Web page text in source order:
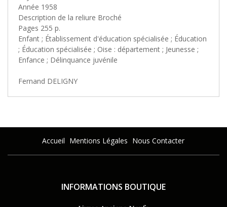
Année 1958
Description de la reliure Broché
Pages 255 p.
Enfant ; Établissement d'éducation spécialisée ; Éducation
; Éducation spécialisée ; Oise : département ; Jeunesse ;
Enfance ; Délinquance juvénile
Fernand DELIGNY
Accueil Mentions Légales Nous Contacter
INFORMATIONS BOUTIQUE